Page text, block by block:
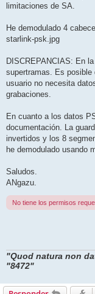
limitaciones de SA.
He demodulado 4
starlink-psk.jpg
DISCREPANCIAS: En
supertramas. Es
usuario no necesita
grabaciones.
En cuanto a los datos
documentación. La
invertidos y los 8
he demodulado usando
Saludos.
ANgazu.
No tiene los permisos
"Quod natura non
"8472"